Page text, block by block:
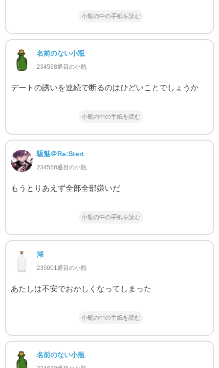
小瓶の中の手紙を読む
名前のない小瓶
234568通目の小瓶
デートの誘いを連続で断るのはひどいことでしょうか
小瓶の中の手紙を読む
駆魅＠Re:Stert
234558通目の小瓶
もうとりあえず全部全部嫌いだ
小瓶の中の手紙を読む
湖
235001通目の小瓶
あたしは不安でおかしくなってしまった
小瓶の中の手紙を読む
名前のない小瓶